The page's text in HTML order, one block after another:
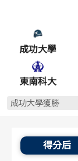
成功大學
東南科大
成功大學獲勝
得分后
得分后：內容起點